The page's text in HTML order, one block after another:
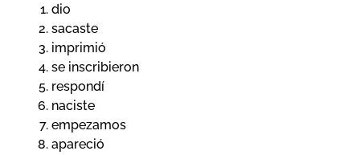
dio
sacaste
imprimió
se inscribieron
respondí
naciste
empezamos
apareció